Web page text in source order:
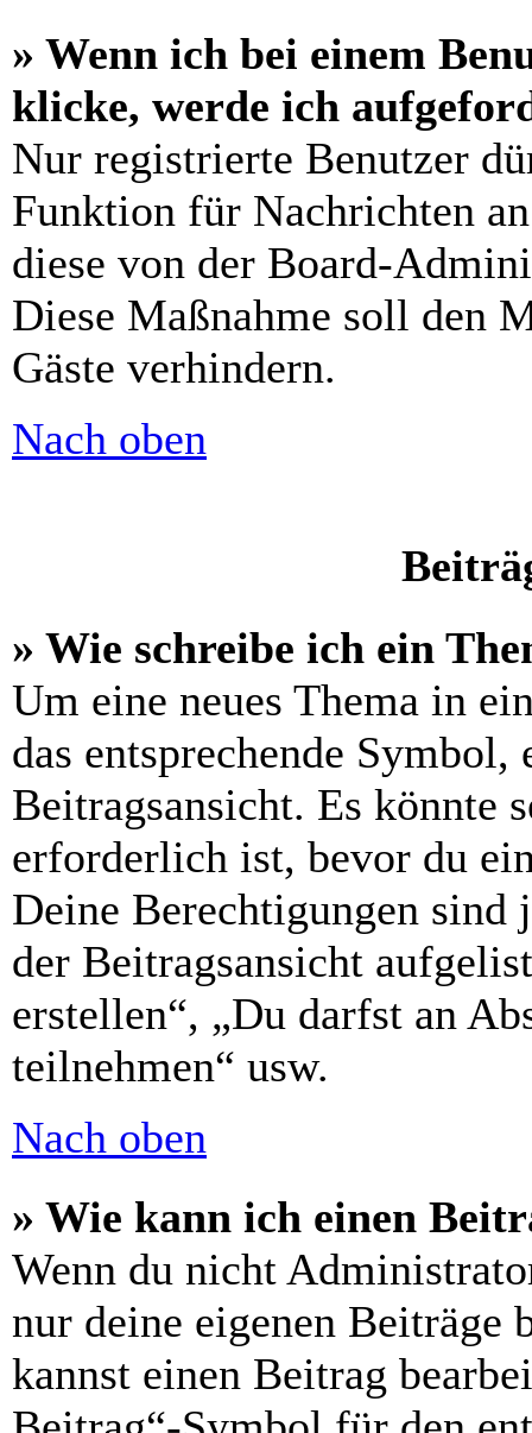
» Wenn ich bei einem
klicke, werde ich
Nur registrierte Benutzer
Funktion für Nachrichten
diese von der Board-
Diese Maßnahme soll den
Gäste verhindern.
Nach oben
» Wie schreibe ich ein
Um eine neues Thema in
das entsprechende
Beitragsansicht. Es könnte
erforderlich ist, bevor du
Deine Berechtigungen sind
der Beitragsansicht
erstellen“, „Du darfst an
teilnehmen“ usw.
Nach oben
» Wie kann ich einen
Wenn du nicht
nur deine eigenen Beiträge
kannst einen Beitrag